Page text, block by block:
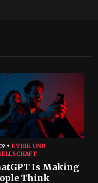
ETHIK UND
Is Making
Think